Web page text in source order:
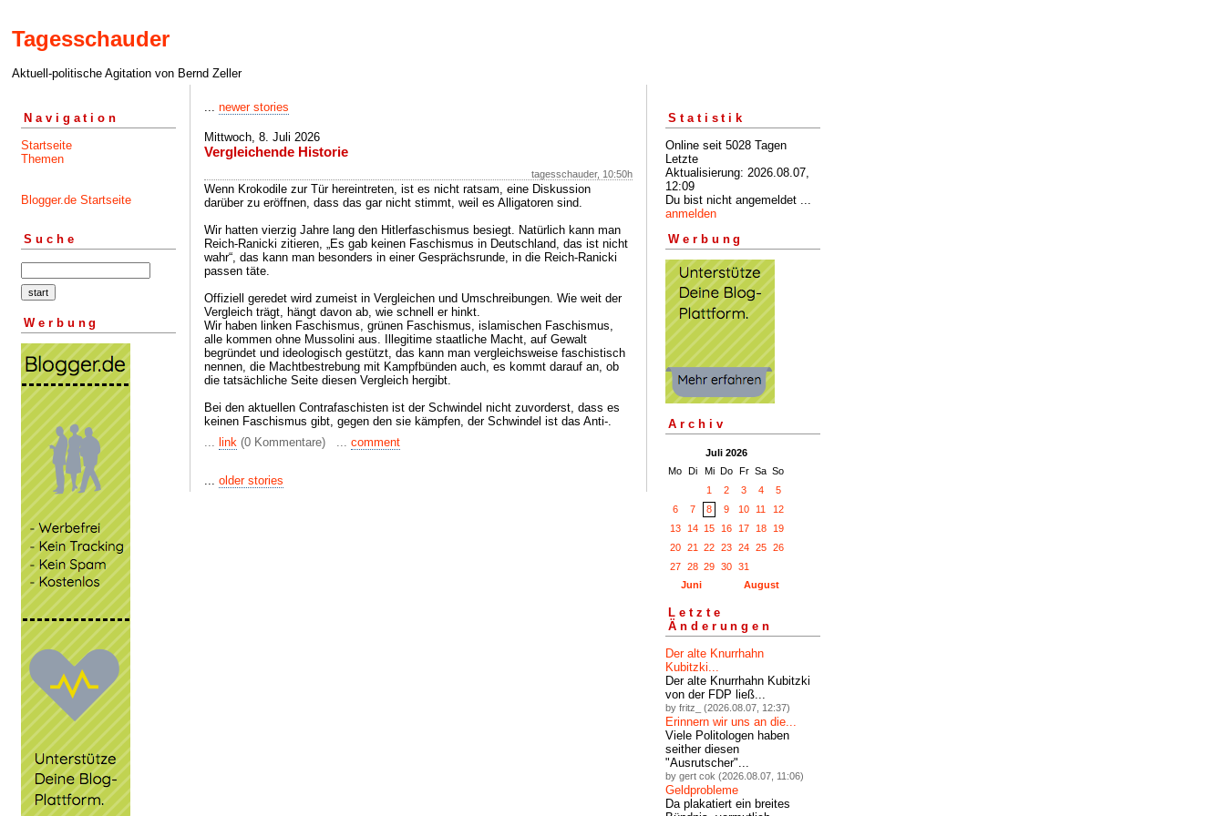
Tagesschauder
Aktuell-politische Agitation von Bernd Zeller
Navigation
Startseite
Themen
Blogger.de Startseite
Suche
Werbung
... newer stories
Mittwoch, 8. Juli 2026
Vergleichende Historie
tagesschauder, 10:50h
Wenn Krokodile zur Tür hereintreten, ist es nicht ratsam, eine Diskussion
darüber zu eröffnen, dass das gar nicht stimmt, weil es Alligatoren sind.
Wir hatten vierzig Jahre lang den Hitlerfaschismus besiegt. Natürlich kann man
Reich-Ranicki zitieren, „Es gab keinen Faschismus in Deutschland, das ist nicht
wahr“, das kann man besonders in einer Gesprächsrunde, in die Reich-Ranicki
passen täte.
Offiziell geredet wird zumeist in Vergleichen und Umschreibungen. Wie weit der
Vergleich trägt, hängt davon ab, wie schnell er hinkt.
Wir haben linken Faschismus, grünen Faschismus, islamischen Faschismus,
alle kommen ohne Mussolini aus. Illegitime staatliche Macht, auf Gewalt
begründet und ideologisch gestützt, das kann man vergleichsweise faschistisch
nennen, die Machtbestrebung mit Kampfbünden auch, es kommt darauf an, ob
die tatsächliche Seite diesen Vergleich hergibt.
Bei den aktuellen Contrafaschisten ist der Schwindel nicht zuvorderst, dass es
keinen Faschismus gibt, gegen den sie kämpfen, der Schwindel ist das Anti-.
... link (0 Kommentare) ... comment
... older stories
Statistik
Online seit 5028 Tagen
Letzte
Aktualisierung: 2026.08.07,
12:09
Du bist nicht angemeldet ...
anmelden
Werbung
Archiv
Juli 2026
Mo Di Mi Do Fr Sa So
1
2 3 4
5
6
7 8 9 10 11
12
13
14 15 16 17 18
19
20
21 22 23 24 25
26
27
28 29 30 31
Juni
August
Letzte
Änderungen
Der alte Knurrhahn
Kubitzki...
Der alte Knurrhahn Kubitzki
von der FDP ließ...
by fritz_ (2026.08.07, 12:37)
Erinnern wir uns an die...
Viele Politologen haben
seither diesen
"Ausrutscher"...
by gert cok (2026.08.07, 11:06)
Geldprobleme
Da plakatiert ein breites